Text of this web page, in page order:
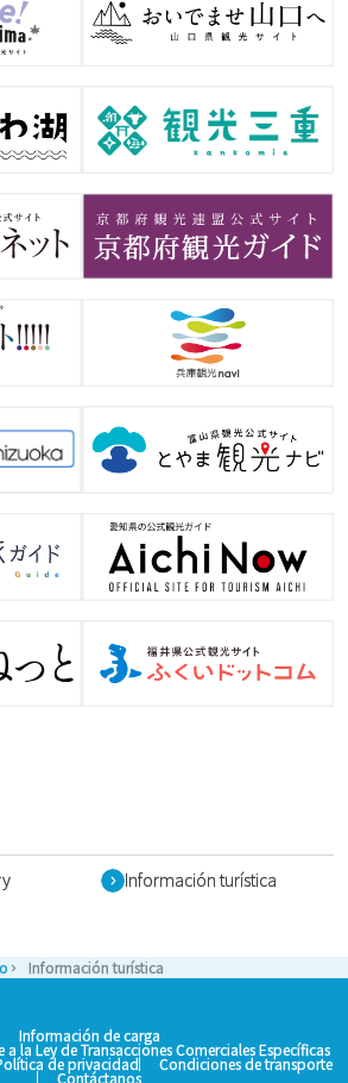
Información turística
Información turística
Información de carga
la Ley de Transacciones Comerciales Específicas
de privacidad Condiciones de transporte
Contáctanos